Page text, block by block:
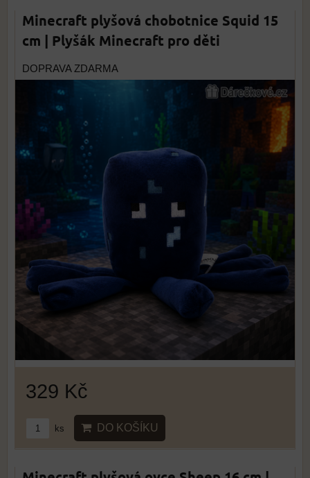
Minecraft plyšová chobotnice Squid 15
cm | Plyšák Minecraft pro děti
DOPRAVA ZDARMA
329 Kč
ks DO KOŠÍKU